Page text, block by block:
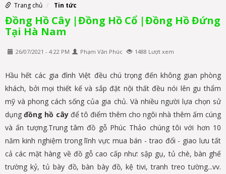
Trang chủ Tin tức
Đồng Hồ Cây |Đồng Hồ Cổ |Đồng Hồ Đứng
Tại Hà Nam
26/07/2021 - 4:22 PM Phạm Văn Phúc 1488 Lượt xem
Hầu hết các gia đình Việt đều chú trọng đến không gian phòng
khách, bởi mọi thiết kế và sắp đặt nội thất đều nói lên gu thẩm
mỹ và phong cách sống của gia chủ. Và nhiều người lựa chọn sử
dụngđồng hồ câyđể tô điểm thêm cho ngôi nhà thêm ấm cúng
và ấn tượng.Trung tâm đồ gỗ Phúc Thảo chúng tôi với hơn 10
năm kinh nghiệm trong lĩnh vực mua bán - trao đổi - giao lưu tất
cả các mặt hàng về đồ gỗ cao cấp như: sập gụ, tủ chè, bàn ghế
trường kỷ, tủ bày đồ, bàn bày đồ, kệ tivi, tranh treo tường...vv.